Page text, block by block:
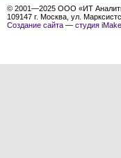
© 2001—2025 ООО «ИТ
109147 г. Москва, ул.
Создание сайта — студия iMake